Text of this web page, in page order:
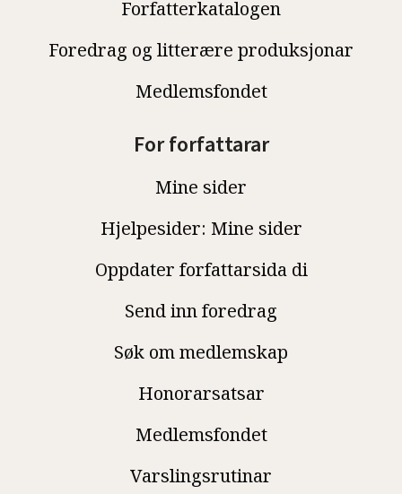
Forfatterkatalogen
Foredrag og litterære produksjonar
Medlemsfondet
For forfattarar
Mine sider
Hjelpesider: Mine sider
Oppdater forfattarsida di
Send inn foredrag
Søk om medlemskap
Honorarsatsar
Medlemsfondet
Varslingsrutinar